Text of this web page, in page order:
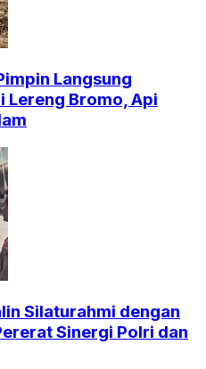
Langsung
Lereng Bromo, Api
Silaturahmi dengan
Sinergi Polri dan